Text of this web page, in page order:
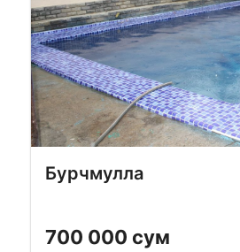
Бурчмулла
700 000 сум